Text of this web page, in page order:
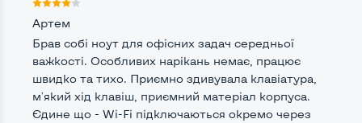
Удобство пользования:
Материал корпусаПластик
Подсветка клавиатурыНет
Артем
Брав собі ноут для офісних задач середньої
важкості. Особливих нарікань немає, працює
швидко та тихо. Приємно здивувала клавіатура,
м'який хід клавіш, приємний матеріал корпуса.
Єдине щo - Wi-Fi підключаються окремо через